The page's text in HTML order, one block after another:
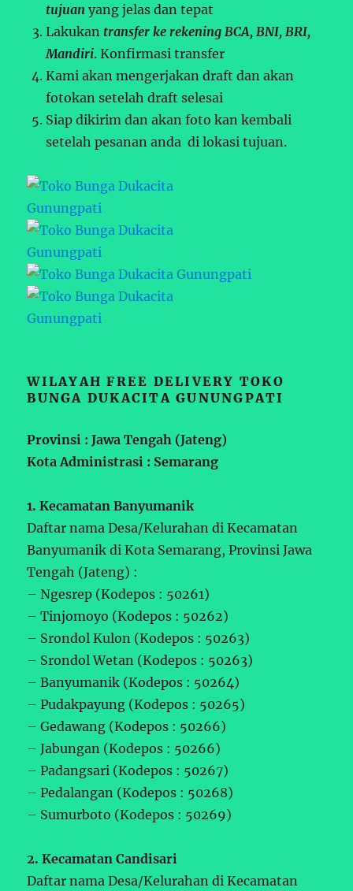
tujuan yang jelas dan tepat
Lakukan transfer ke rekening BCA, BNI, BRI,
Mandiri. Konfirmasi transfer
Kami akan mengerjakan draft dan akan
fotokan setelah draft selesai
Siap dikirim dan akan foto kan kembali
setelah pesanan anda di lokasi tujuan.
WILAYAH FREE DELIVERY TOKO
BUNGA DUKACITA GUNUNGPATI
Provinsi : Jawa Tengah (Jateng)
Kota Administrasi : Semarang
1. Kecamatan Banyumanik
Daftar nama Desa/Kelurahan di Kecamatan
Banyumanik di Kota Semarang, Provinsi Jawa
Tengah (Jateng) :
– Ngesrep (Kodepos : 50261)
– Tinjomoyo (Kodepos : 50262)
– Srondol Kulon (Kodepos : 50263)
– Srondol Wetan (Kodepos : 50263)
– Banyumanik (Kodepos : 50264)
– Pudakpayung (Kodepos : 50265)
– Gedawang (Kodepos : 50266)
– Jabungan (Kodepos : 50266)
– Padangsari (Kodepos : 50267)
– Pedalangan (Kodepos : 50268)
– Sumurboto (Kodepos : 50269)
2. Kecamatan Candisari
Daftar nama Desa/Kelurahan di Kecamatan